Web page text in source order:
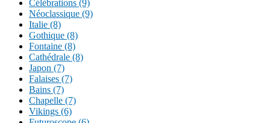
Célébrations (9)
Néoclassique (9)
Italie (8)
Gothique (8)
Fontaine (8)
Cathédrale (8)
Japon (7)
Falaises (7)
Bains (7)
Chapelle (7)
Vikings (6)